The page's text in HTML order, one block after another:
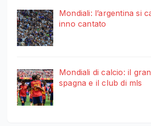
Mondiali: l’argentina si
inno cantato
Mondiali di calcio: il
spagna e il club di mls